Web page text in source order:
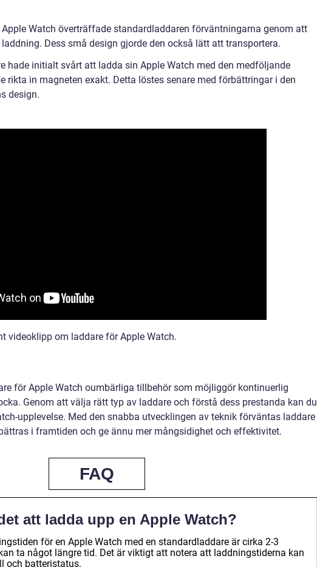
Watch överträffade standardladdaren förväntningarna genom att
Dess små design gjorde den också lätt att transportera.
hade initialt svårt att ladda sin Apple Watch med den medföljande
rikta in magneten exakt. Detta löstes senare med förbättringar i den
design.
videoklipp om laddare för Apple Watch.
för Apple Watch oumbärliga tillbehör som möjliggör kontinuerlig
Genom att välja rätt typ av laddare och förstå dess prestanda kan du
upplevelse. Med den snabba utvecklingen av teknik förväntas laddare
i framtiden och ge ännu mer mångsidighet och effektivitet.
FAQ
att ladda upp en Apple Watch?
för en Apple Watch med en standardladdare är cirka 2-3
ta något längre tid. Det är viktigt att notera att laddningstiderna kan
och batteristatus.